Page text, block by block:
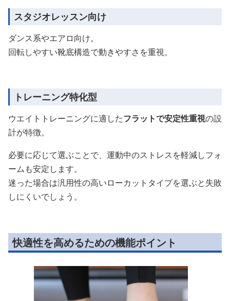
スタジオレッスン向け
ダンス系やエアロ向け。
回転しやすい靴底構造で動きやすさを重視。
トレーニング特化型
ウエイトトレーニングに適したフラットで安定性重視の設
計が特徴。
必要に応じて選ぶことで、運動中のストレスを軽減しフォ
ームも安定します。
迷った場合は汎用性の高いローカットタイプを選ぶと失敗
しにくいでしょう。
快適性を高めるための機能ポイント